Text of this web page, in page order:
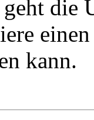
die
kann.